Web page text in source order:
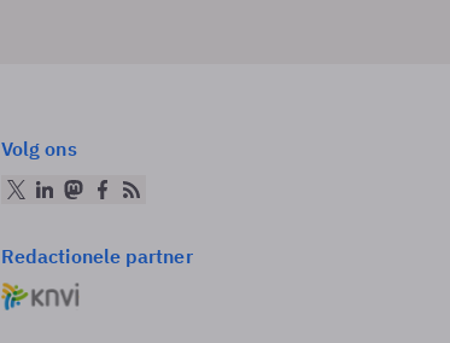
Volg ons
Redactionele partner